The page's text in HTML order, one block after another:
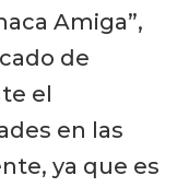
Amiga”,
de
el
en las
ya que es